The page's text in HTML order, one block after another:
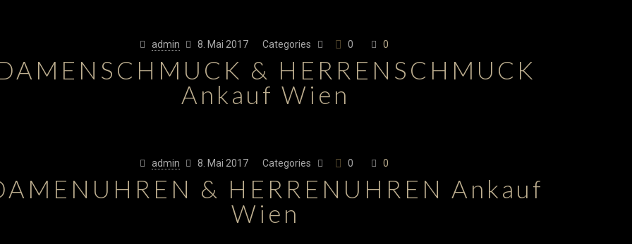
admin 8. Mai 2017 Categories 0 0
& HERRENSCHMUCK
Ankauf Wien
admin 8. Mai 2017 Categories 0 0
& HERRENUHREN Ankauf
Wien